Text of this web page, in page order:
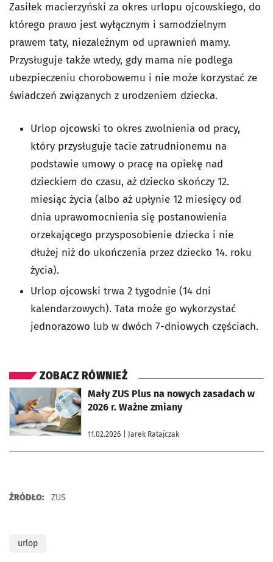
Zasiłek macierzyński za okres urlopu ojcowskiego, do
którego prawo jest wyłącznym i samodzielnym
prawem taty, niezależnym od uprawnień mamy.
Przysługuje także wtedy, gdy mama nie podlega
ubezpieczeniu chorobowemu i nie może korzystać ze
świadczeń związanych z urodzeniem dziecka.
Urlop ojcowski to okres zwolnienia od pracy,
który przysługuje tacie zatrudnionemu na
podstawie umowy o pracę na opiekę nad
dzieckiem do czasu, aż dziecko skończy 12.
miesiąc życia (albo aż upłynie 12 miesięcy od
dnia uprawomocnienia się postanowienia
orzekającego przysposobienie dziecka i nie
dłużej niż do ukończenia przez dziecko 14. roku
życia).
Urlop ojcowski trwa 2 tygodnie (14 dni
kalendarzowych). Tata może go wykorzystać
jednorazowo lub w dwóch 7-dniowych częściach.
ZOBACZ RÓWNIEŻ
Mały ZUS Plus na nowych zasadach w
2026 r. Ważne zmiany
11.02.2026 | Jarek Ratajczak
otworzy się w nowej karcie
ŹRÓDŁO: ZUS
urlop